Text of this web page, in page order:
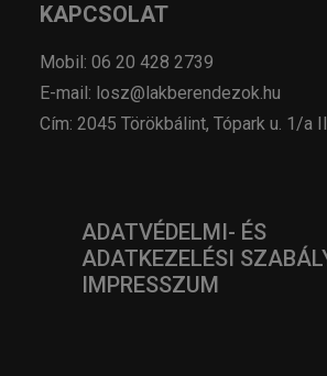
KAPCSOLAT
Mobil: 06 20 428 2739
E-mail: losz@lakberendezok.hu
Cím: 2045 Törökbálint, Tópark u. 1/a
ADATVÉDELMI- ÉS
ADATKEZELÉSI
IMPRESSZUM